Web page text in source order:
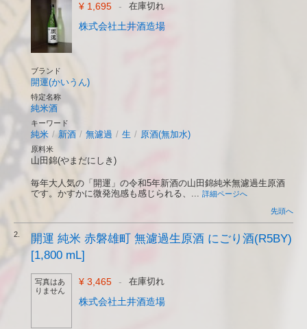
¥ 1,695 - 在庫切れ
株式会社土井酒造場
ブランド
開運(かいうん)
特定名称
純米酒
キーワード
純米 / 新酒 / 無濾過 / 生 / 原酒(無加水)
原料米
山田錦(やまだにしき)
毎年大人気の「開運」の令和5年新酒の山田錦純米無濾過生原酒
です。かすかに微発泡感も感じられる、... 詳細ページへ
先頭へ
2.
開運 純米 赤磐雄町 無濾過生原酒 にごり酒(R5BY)
[1,800 mL]
写真はあ
りません
¥ 3,465 - 在庫切れ
株式会社土井酒造場